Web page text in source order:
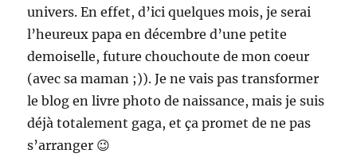
univers. En effet, d’ici quelques mois, je serai
l’heureux papa en décembre d’une petite
demoiselle, future chouchoute de mon coeur
(avec sa maman ;)). Je ne vais pas transformer
le blog en livre photo de naissance, mais je suis
déjà totalement gaga, et ça promet de ne pas
s’arranger 😉